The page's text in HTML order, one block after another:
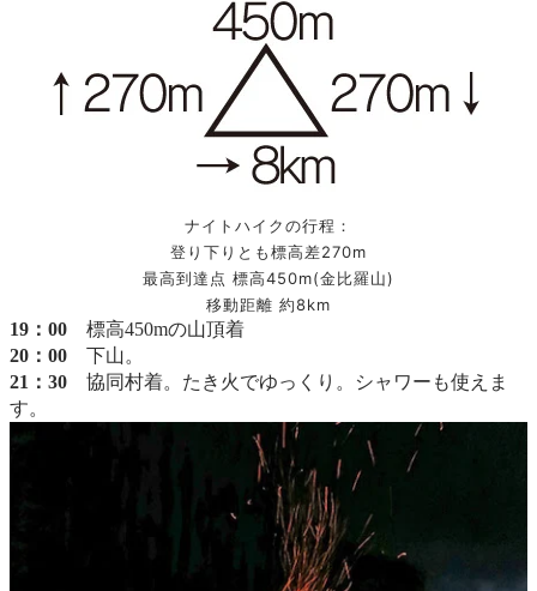
ナイトハイクの行程：
登り下りとも標高差270m
最高到達点 標高450m(金比羅山)
移動距離 約8km
19：00 標高450mの山頂着
20：00 下山。
21：30 協同村着。 たき火でゆっくり。シャワーも使えま
す。